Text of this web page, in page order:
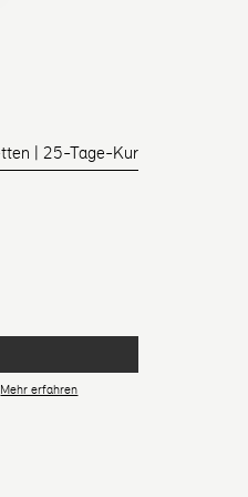
| 25-Tage-Kur
Mehr erfahren